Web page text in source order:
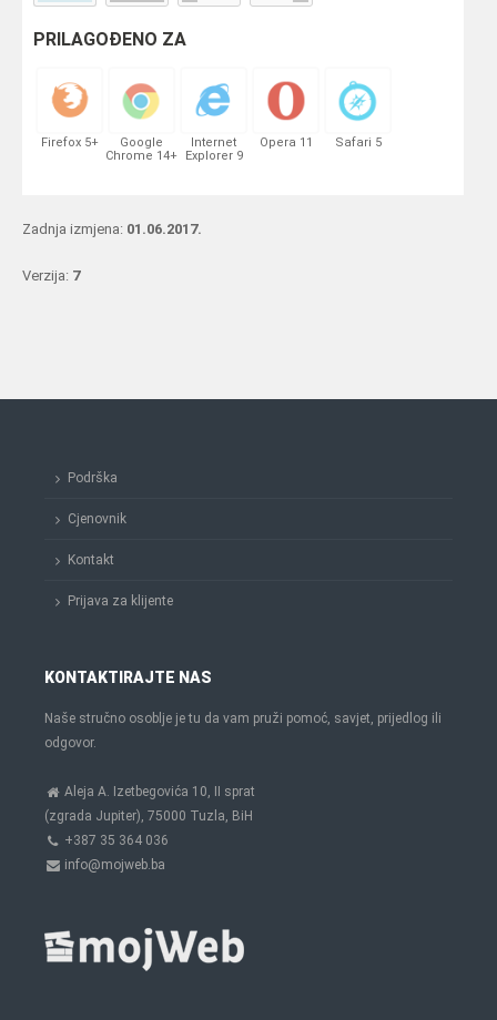
PRILAGOĐENO ZA
Firefox 5+
Google
Chrome 14+
Internet
Explorer 9
Opera 11 Safari 5
Zadnja izmjena: 01.06.2017.
Verzija: 7
Podrška
Cjenovnik
Kontakt
Prijava za klijente
KONTAKTIRAJTE NAS
Naše stručno osoblje je tu da vam pruži pomoć, savjet, prijedlog ili
odgovor.
Aleja A. Izetbegovića 10, II sprat
(zgrada Jupiter), 75000 Tuzla, BiH
+387 35 364 036
info@mojweb.ba